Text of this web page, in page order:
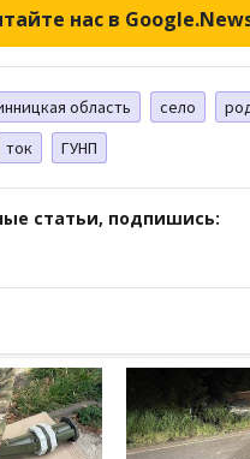
нас в
область село
ток ГУНП
статьи, подпишись: